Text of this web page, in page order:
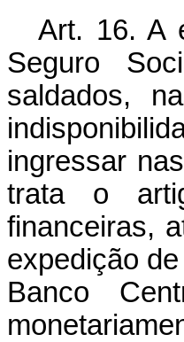
Art. 16. A
Seguro
saldados,
ingressar
trata o
financeiras,
expedição
Banco